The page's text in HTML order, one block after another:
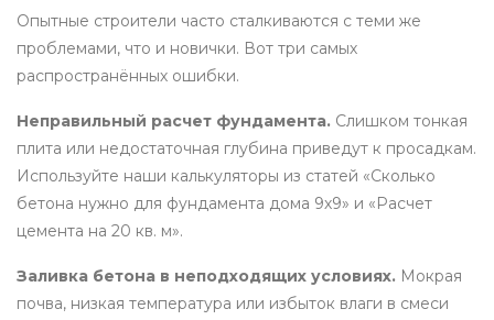
Опытные строители часто сталкиваются с теми же
проблемами, что и новички. Вот три самых
распространённых ошибки.
Неправильный расчет фундамента. Слишком тонкая
плита или недостаточная глубина приведут к просадкам.
Используйте наши калькуляторы из статей «Сколько
бетона нужно для фундамента дома 9х9» и «Расчет
цемента на 20 кв. м».
Заливка бетона в неподходящих условиях. Мокрая
почва, низкая температура или избыток влаги в смеси